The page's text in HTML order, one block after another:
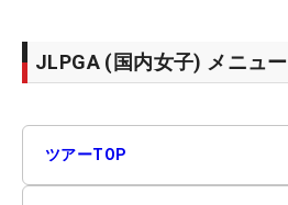
JLPGA (国内女子) メニュー
ツアーTOP